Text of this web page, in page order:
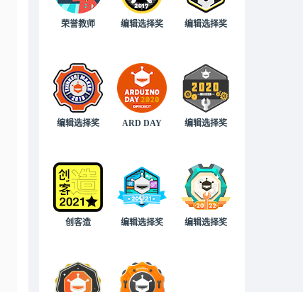
荣誉教师 编辑选择奖 编辑选择奖
编辑选择奖 ARD DAY 编辑选择奖
创客造 编辑选择奖 编辑选择奖